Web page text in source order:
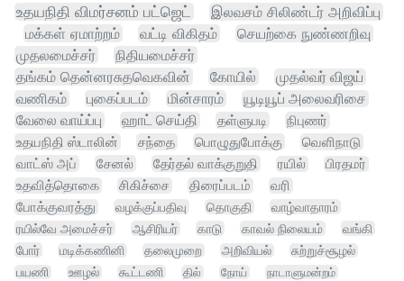
உதயநிதி விமர்சனம் பட்ஜெட்
இலவசம் சிலிண்டர் அறிவிப்பு
மக்கள் ஏமாற்றம்
வட்டி விகிதம்
செயற்கை நுண்ணறிவு
முதலமைச்சர்
நிதியமைச்சர்
தங்கம் தென்னரசுதவெகவின்
கோயில்
முதல்வர் விஜய்
வணிகம்
புகைப்படம் மின்சாரம்
யூடியூப் அலைவரிசை
வேலை வாய்ப்பு
ஹாட் செய்தி தள்ளுபடி
நிபுணர்
உதயநிதி ஸ்டாலின்
சந்தை பொழுதுபோக்கு
வெளிநாடு
வாட்ஸ் அப்
சேனல் தேர்தல் வாக்குறுதி ரயில்
பிரதமர்
உதவித்தொகை
சிகிச்சை திரைப்படம்
வரி
போக்குவரத்து
வழக்குப்பதிவு தொகுதி
வாழ்வாதாரம்
ரயில்வே அமைச்சர்
ஆசிரியர் காடு காவல் நிலையம்
வங்கி
போர்
மடிக்கணினி தலைமுறை அறிவியல்
சுற்றுச்சூழல்
பயணி
ஊழல் கூட்டணி தில் நோய் நாடாளுமன்றம்